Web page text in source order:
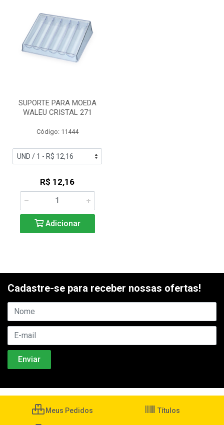
SUPORTE PARA MOEDA
WALEU CRISTAL 271
Código: 11444
R$ 12,16
Adicionar
Cadastre-se para receber nossas ofertas!
Meus Pedidos Títulos